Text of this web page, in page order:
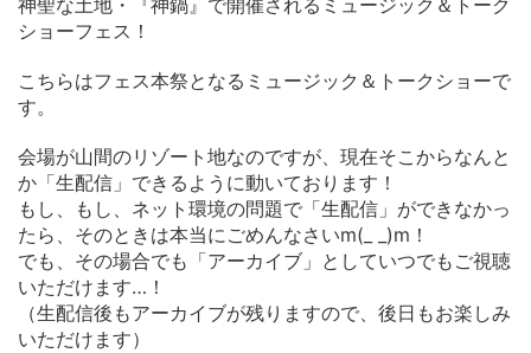
神聖な土地・『神鍋』で開催されるミュージック＆トーク
ショーフェス！
こちらはフェス本祭となるミュージック＆トークショーで
す。
会場が山間のリゾート地なのですが、現在そこからなんと
か「生配信」できるように動いております！
もし、もし、ネット環境の問題で「生配信」ができなかっ
たら、そのときは本当にごめんなさいm(_ _)m！
でも、その場合でも「アーカイブ」としていつでもご視聴
いただけます…！
（生配信後もアーカイブが残りますので、後日もお楽しみ
いただけます）